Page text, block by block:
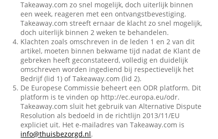
Takeaway.com zo snel mogelijk, doch uiterlijk binnen
een week, reageren met een ontvangstbevestiging.
Takeaway.com streeft ernaar de klacht zo snel mogelijk,
doch uiterlijk binnen 2 weken te behandelen.
Klachten zoals omschreven in de leden 1 en 2 van dit
artikel, moeten binnen bekwame tijd nadat de Klant de
gebreken heeft geconstateerd, volledig en duidelijk
omschreven worden ingediend bij respectievelijk het
Bedrijf (lid 1) of Takeaway.com (lid 2).
De Europese Commissie beheert een ODR platform. Dit
platform is te vinden op http://ec.europa.eu/odr.
Takeaway.com sluit het gebruik van Alternative Dispute
Resolution als bedoeld in de richtlijn 2013/11/EU
expliciet uit. Het e-mailadres van Takeaway.com is
info@thuisbezorgd.nl.